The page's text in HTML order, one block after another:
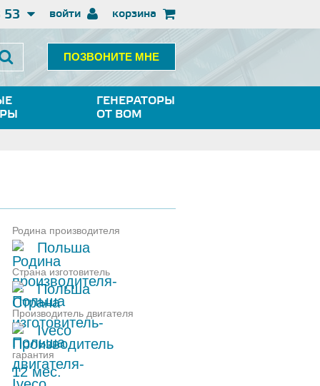
войти
53 корзина
ПОЗВОНИТЕ МНЕ
ГЕНЕРАТОРЫ
ОТ ВОМ
Родина производителя
Польша
Страна изготовитель
Польша
Производитель двигателя
Iveco
гарантия
12 мес.